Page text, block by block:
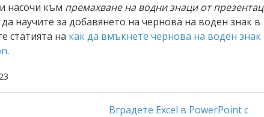
насочи към премахване на водни знаци от
да научите за добавянето на чернова на воден знак в
статията на как да вмъкнете чернова на воден знак
.
Вградете Excel в PowerPoint с